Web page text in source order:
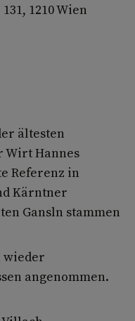
1210 Wien
ältesten
Wirt Hannes
Referenz in
Kärntner
Gansln stammen
wieder
angenommen.